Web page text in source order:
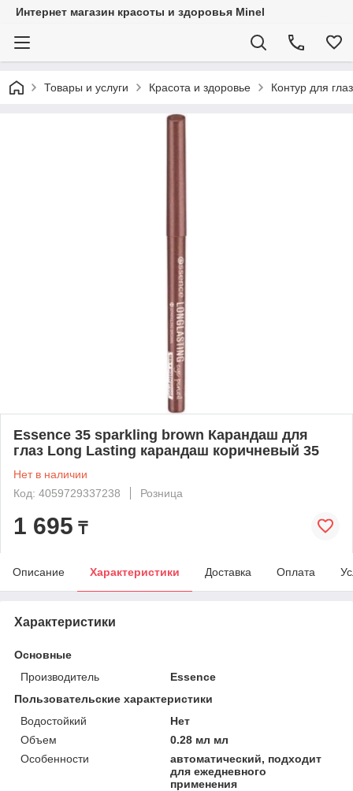
Интернет магазин красоты и здоровья Minel
Товары и услуги Красота и здоровье Контур для глаз
Essence 35 sparkling brown Карандаш для
глаз Long Lasting карандаш коричневый 35
Нет в наличии
Код: 4059729337238
Розница
1 695 ₸
Описание Характеристики Доставка Оплата
Характеристики
Основные
Производитель
Essence
Пользовательские характеристики
Водостойкий
Нет
Объем
0.28 мл мл
Особенности
автоматический, подходит
для ежедневного
применения